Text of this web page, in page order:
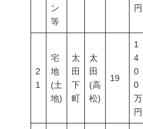
ン
等
円
2
1
宅
地
(土
地)
太
田
下
町
太
田
(高
松)
19
1
4
0
0
万
円